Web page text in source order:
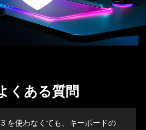
くある質問
3 を使わなくても、キーボードの